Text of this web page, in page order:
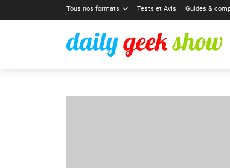
Tous nos formats Tests et Avis Guides &